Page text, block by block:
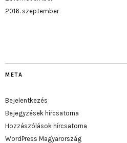
2016. szeptember
META
Bejelentkezés
Bejegyzések hírcsatorna
Hozzászólások hírcsatorna
WordPress Magyarország